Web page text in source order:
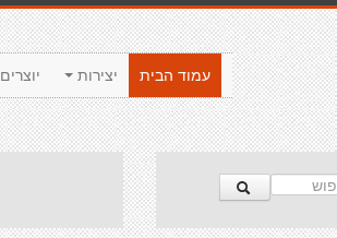
יוצרים יצירות
עמוד הבית